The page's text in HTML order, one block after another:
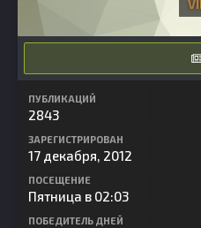
ПУБЛИКАЦИЙ
2843
ЗАРЕГИСТРИРОВАН
17 декабря, 2012
ПОСЕЩЕНИЕ
Пятница в 02:03
ПОБЕДИТЕЛЬ ДНЕЙ